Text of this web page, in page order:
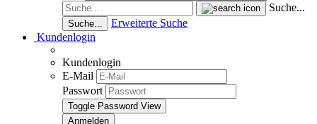
Suche...
Suche...
Erweiterte Suche
Kundenlogin
Kundenlogin
E-Mail
Passwort
Toggle Password View